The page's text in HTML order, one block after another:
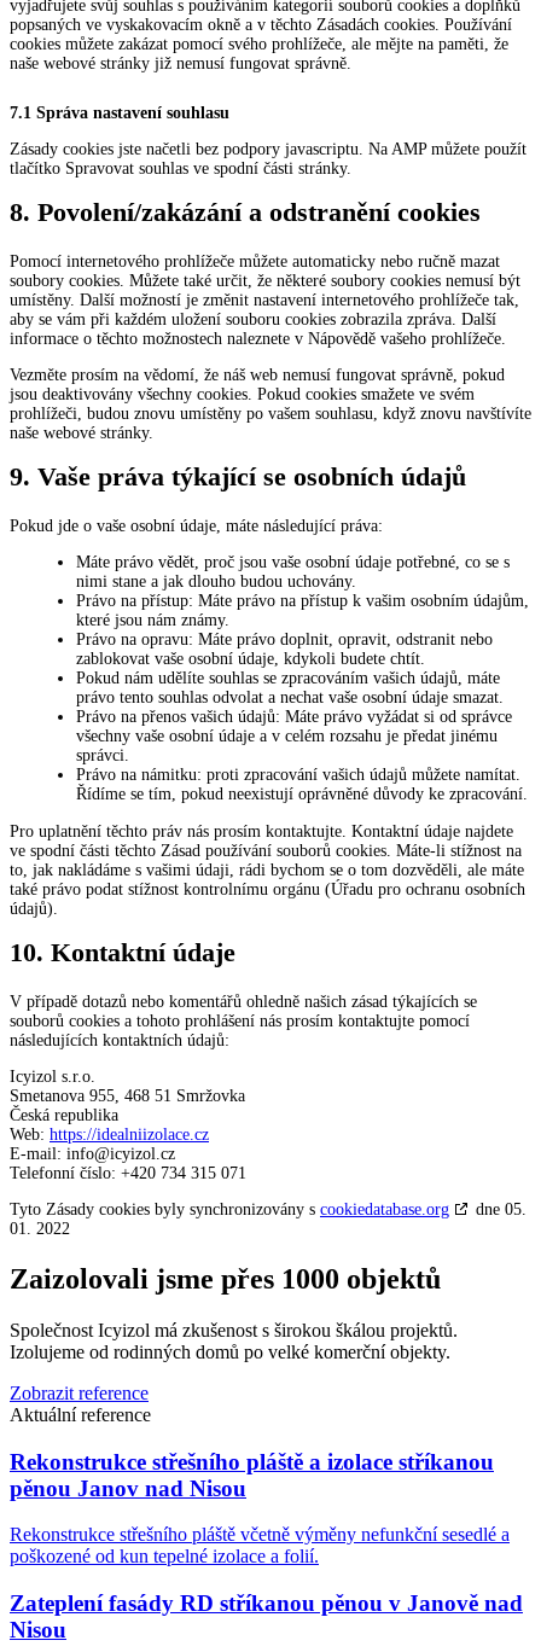
vyjadřujete svůj souhlas s používáním kategorií souborů cookies a doplňků
popsaných ve vyskakovacím okně a v těchto Zásadách cookies. Používání
cookies můžete zakázat pomocí svého prohlížeče, ale mějte na paměti, že
naše webové stránky již nemusí fungovat správně.
7.1 Správa nastavení souhlasu
Zásady cookies jste načetli bez podpory javascriptu. Na AMP můžete použít
tlačítko Spravovat souhlas ve spodní části stránky.
8. Povolení/zakázání a odstranění cookies
Pomocí internetového prohlížeče můžete automaticky nebo ručně mazat
soubory cookies. Můžete také určit, že některé soubory cookies nemusí být
umístěny. Další možností je změnit nastavení internetového prohlížeče tak,
aby se vám při každém uložení souboru cookies zobrazila zpráva. Další
informace o těchto možnostech naleznete v Nápovědě vašeho prohlížeče.
Vezměte prosím na vědomí, že náš web nemusí fungovat správně, pokud
jsou deaktivovány všechny cookies. Pokud cookies smažete ve svém
prohlížeči, budou znovu umístěny po vašem souhlasu, když znovu navštívíte
naše webové stránky.
9. Vaše práva týkající se osobních údajů
Pokud jde o vaše osobní údaje, máte následující práva:
Máte právo vědět, proč jsou vaše osobní údaje potřebné, co se s
nimi stane a jak dlouho budou uchovány.
Právo na přístup: Máte právo na přístup k vašim osobním údajům,
které jsou nám známy.
Právo na opravu: Máte právo doplnit, opravit, odstranit nebo
zablokovat vaše osobní údaje, kdykoli budete chtít.
Pokud nám udělíte souhlas se zpracováním vašich údajů, máte
právo tento souhlas odvolat a nechat vaše osobní údaje smazat.
Právo na přenos vašich údajů: Máte právo vyžádat si od správce
všechny vaše osobní údaje a v celém rozsahu je předat jinému
správci.
Právo na námitku: proti zpracování vašich údajů můžete namítat.
Řídíme se tím, pokud neexistují oprávněné důvody ke zpracování.
Pro uplatnění těchto práv nás prosím kontaktujte. Kontaktní údaje najdete
ve spodní části těchto Zásad používání souborů cookies. Máte-li stížnost na
to, jak nakládáme s vašimi údaji, rádi bychom se o tom dozvěděli, ale máte
také právo podat stížnost kontrolnímu orgánu (Úřadu pro ochranu osobních
údajů).
10. Kontaktní údaje
V případě dotazů nebo komentářů ohledně našich zásad týkajících se
souborů cookies a tohoto prohlášení nás prosím kontaktujte pomocí
následujících kontaktních údajů:
Icyizol s.r.o.
Smetanova 955, 468 51 Smržovka
Česká republika
Web: https://idealniizolace.cz
E-mail: info@icyizol.cz
Telefonní číslo: +420 734 315 071
Tyto Zásady cookies byly synchronizovány s cookiedatabase.org
dne 05.
01. 2022
Zaizolovali jsme přes 1000 objektů
Společnost Icyizol má zkušenost s širokou škálou projektů.
Izolujeme od rodinných domů po velké komerční objekty.
Zobrazit reference
Aktuální reference
Rekonstrukce střešního pláště a izolace stříkanou
pěnou Janov nad Nisou
Rekonstrukce střešního pláště včetně výměny nefunkční sesedlé a
poškozené od kun tepelné izolace a folií.
Zateplení fasády RD stříkanou pěnou v Janově nad
Nisou